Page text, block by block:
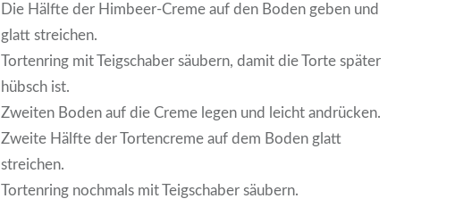
Die Hälfte der Himbeer-Creme auf den Boden geben und
glatt streichen.
Tortenring mit Teigschaber säubern, damit die Torte später
hübsch ist.
Zweiten Boden auf die Creme legen und leicht andrücken.
Zweite Hälfte der Tortencreme auf dem Boden glatt
streichen.
Tortenring nochmals mit Teigschaber säubern.